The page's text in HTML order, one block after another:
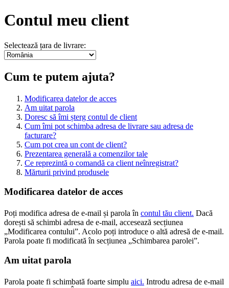
Contul meu client
Selectează țara de livrare:
Cum te putem ajuta?
Modificarea datelor de acces
Am uitat parola
Doresc să îmi șterg contul de client
Cum îmi pot schimba adresa de livrare sau adresa de
facturare?
Cum pot crea un cont de client?
Prezentarea generală a comenzilor tale
Ce reprezintă o comandă ca client neînregistrat?
Mărturii privind produsele
Modificarea datelor de acces
Poți modifica adresa de e-mail și parola în contul tău client. Dacă
dorești să schimbi adresa de e-mail, accesează secțiunea
„Modificarea contului”. Acolo poți introduce o altă adresă de e-mail.
Parola poate fi modificată în secțiunea „Schimbarea parolei”.
Am uitat parola
Parola poate fi schimbată foarte simplu aici. Introdu adresa de e-mail